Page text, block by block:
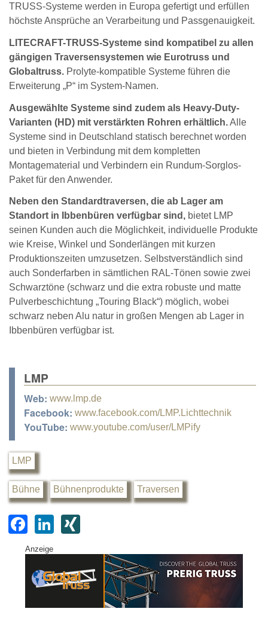
TRUSS-Systeme werden in Europa gefertigt und erfüllen
höchste Ansprüche an Verarbeitung und Passgenauigkeit.
LITECRAFT-TRUSS-Systeme sind kompatibel zu allen
gängigen Traversensystemen wie Eurotruss und
Globaltruss. Prolyte-kompatible Systeme führen die
Erweiterung „P“ im System-Namen.
Ausgewählte Systeme sind zudem als Heavy-Duty-
Varianten (HD) mit verstärkten Rohren erhältlich.Alle
Systeme sind in Deutschland statisch berechnet worden
und bieten in Verbindung mit dem kompletten
Montagematerial und Verbindern ein Rundum-Sorglos-
Paket für den Anwender.
Neben den Standardtraversen, die ab Lager am
Standort in Ibbenbüren verfügbar sind, bietet LMP
seinen Kunden auch die Möglichkeit, individuelle Produkte
wie Kreise, Winkel und Sonderlängen mit kurzen
Produktionszeiten umzusetzen. Selbstverständlich sind
auch Sonderfarben in sämtlichen RAL-Tönen sowie zwei
Schwarztöne (schwarz und die extra robuste und matte
Pulverbeschichtung „Touring Black“) möglich, wobei
schwarz neben Alu natur in großen Mengen ab Lager in
Ibbenbüren verfügbar ist.
LMP
Web: www.lmp.de
Facebook: www.facebook.com/LMP.Lichttechnik
YouTube: www.youtube.com/user/LMPify
LMP
Bühne Bühnenprodukte Traversen
F
a
c
e
Li
k
e
G
Anzeige